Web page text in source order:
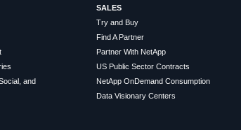
and
SALES
Try and Buy
Find A Partner
Partner With NetApp
US Public Sector Contracts
NetApp OnDemand Consumption
Data Visionary Centers